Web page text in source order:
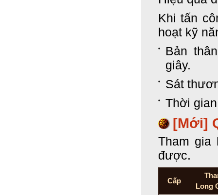
Khi tấn
hoạt kỹ
Bản
giây.
Sát
Thời
[Mới]
Tham gia
được.
Cấp
Long